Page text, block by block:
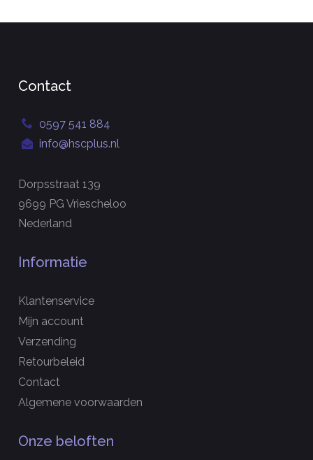
Contact
0597 541 884
info@hscplus.nl
Dorpsstraat 139
9699 PG Vriescheloo
Nederland
Informatie
Klantenservice
Mijn account
Verzending
Retourbeleid
Contact
Algemene voorwaarden
Onze beloften